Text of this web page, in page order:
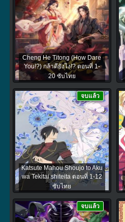
Cheng He Titong (How Dare
You!?) กล้าดียังไง!? ตอนที่ 1-
20 ซับไทย
Katsute Mahou Shoujo to Aku
wa Tekitai shiteita ตอนที่ 1-12
ซับไทย
จบแล้ว
จบแล้ว